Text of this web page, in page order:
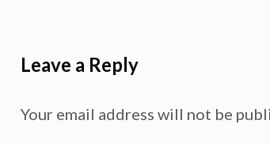
Leave a Reply
Your email address will not be